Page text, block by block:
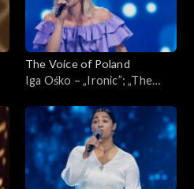
The Voice of Poland
Iga Ośko – „Ironic”; „The
Przesłuchania w ciemno, 28
września 2024